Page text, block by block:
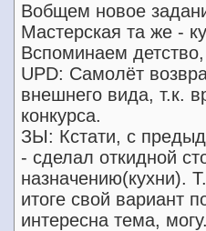
Вобщем новое
Мастерская та же -
Вспоминаем
UPD: Самолёт
внешнего вида, т.к.
конкурса.
ЗЫ: Кстати, с
- сделал откидной
назначению(кухни).
итоге свой вариант
интересна тема,